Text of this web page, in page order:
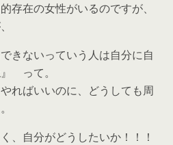
存在の女性がいるのですが、
きないっていう人は自分に自
って。
ればいいのに、どうしても周
、自分がどうしたいか！！！